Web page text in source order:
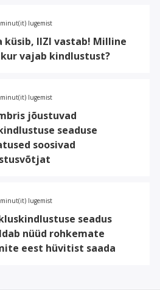
lugemist
küsib, IIZI vastab! Milline
vajab kindlustust?
lugemist
jõustuvad
seaduse
soosivad
lugemist
seadus
nüüd rohkemate
eest hüvitist saada